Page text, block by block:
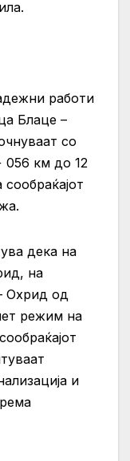
работи
Блаце –
со
056 км до 12
дека на
на
Охрид од
режим на
и